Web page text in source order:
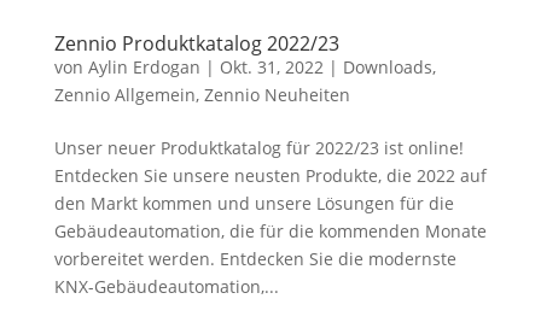
Zennio Produktkatalog 2022/23
von Aylin Erdogan | Okt. 31, 2022 | Downloads,
Zennio Allgemein, Zennio Neuheiten
Unser neuer Produktkatalog für 2022/23 ist online!
Entdecken Sie unsere neusten Produkte, die 2022 auf
den Markt kommen und unsere Lösungen für die
Gebäudeautomation, die für die kommenden Monate
vorbereitet werden. Entdecken Sie die modernste
KNX-Gebäudeautomation,...